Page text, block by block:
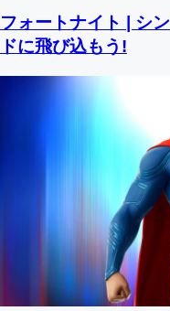
フォートナイト | シ
ドに飛び込もう!